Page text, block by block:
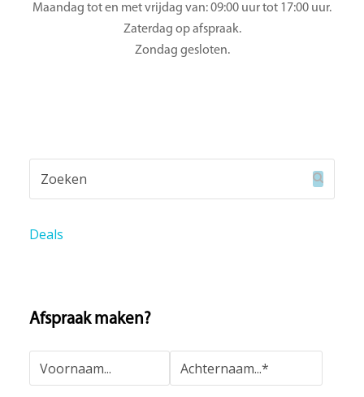
Maandag tot en met vrijdag van: 09:00 uur tot 17:00 uur.
Zaterdag op afspraak.
Zondag gesloten.
Deals
Afspraak maken?